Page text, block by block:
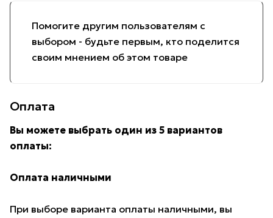
Помогите другим пользователям с
выбором - будьте первым, кто поделится
своим мнением об этом товаре
Оплата
Вы можете выбрать один из 5 вариантов
оплаты:
Оплата наличными
При выборе варианта оплаты наличными, вы